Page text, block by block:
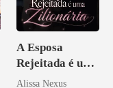
A Esposa
Rejeitada é uma
Zilionária
Alissa Nexus